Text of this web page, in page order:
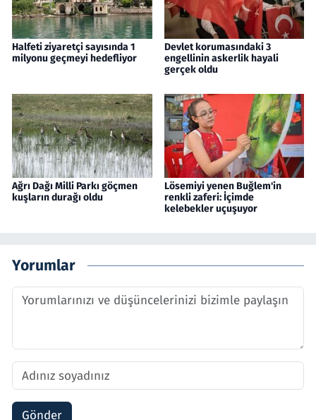
Halfeti ziyaretçi sayısında 1
milyonu geçmeyi hedefliyor
Devlet korumasındaki 3
engellinin askerlik hayali
gerçek oldu
Ağrı Dağı Milli Parkı göçmen
kuşların durağı oldu
Lösemiyi yenen Buğlem'in
renkli zaferi: İçimde
kelebekler uçuşuyor
Yorumlar
Gönder